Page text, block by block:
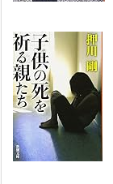
本日（日曜）深夜1
されます。「俺がつ
[...]
人と“直接”向き
2022年1月14日
2022年になりまし
コロナ禍は、日々の